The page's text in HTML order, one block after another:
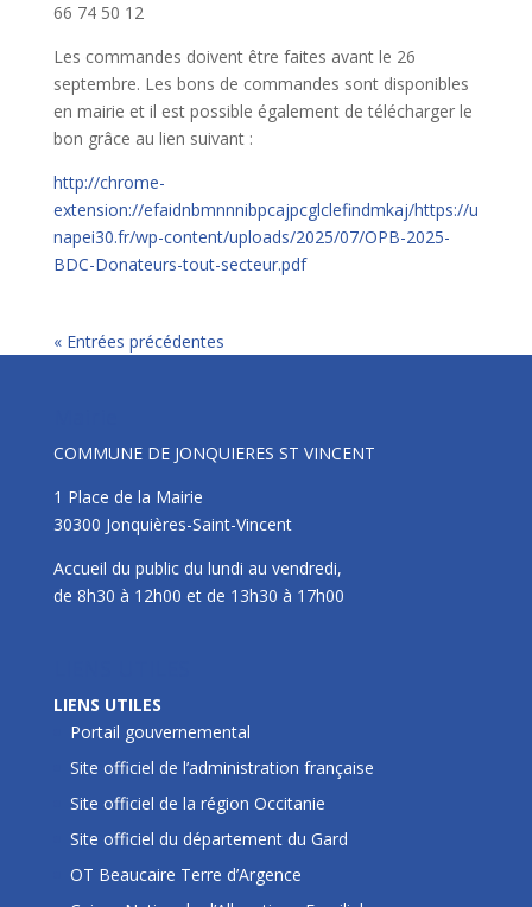
66 74 50 12
Les commandes doivent être faites avant le 26
septembre. Les bons de commandes sont disponibles
en mairie et il est possible également de télécharger le
bon grâce au lien suivant :
http://chrome-
extension://efaidnbmnnnibpcajpcglclefindmkaj/https://u
napei30.fr/wp-content/uploads/2025/07/OPB-2025-
BDC-Donateurs-tout-secteur.pdf
« Entrées précédentes
COMMUNE DE JONQUIERES ST VINCENT
1 Place de la Mairie
30300 Jonquières-Saint-Vincent
Accueil du public du lundi au vendredi,
de 8h30 à 12h00 et de 13h30 à 17h00
LIENS UTILES
Portail gouvernemental
Site officiel de l’administration française
Site officiel de la région Occitanie
Site officiel du département du Gard
OT Beaucaire Terre d’Argence